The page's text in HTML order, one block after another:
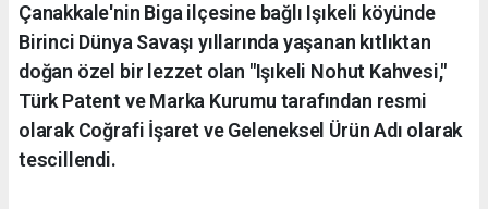
Çanakkale'nin Biga ilçesine bağlı Işıkeli köyünde
Birinci Dünya Savaşı yıllarında yaşanan kıtlıktan
doğan özel bir lezzet olan "Işıkeli Nohut Kahvesi,"
Türk Patent ve Marka Kurumu tarafından resmi
olarak Coğrafi İşaret ve Geleneksel Ürün Adı olarak
tescillendi.